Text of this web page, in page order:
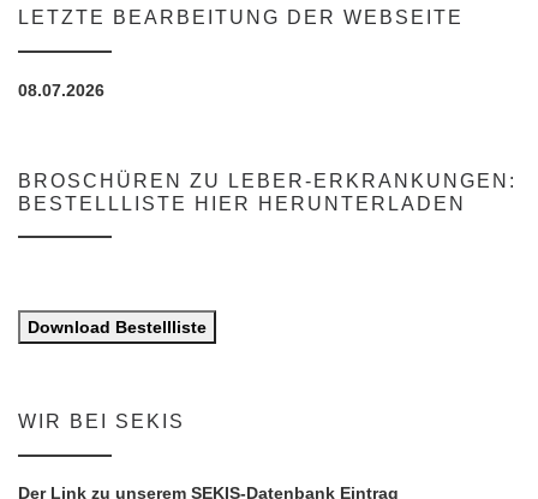
LETZTE BEARBEITUNG DER WEBSEITE
08.07.2026
BROSCHÜREN ZU LEBER-ERKRANKUNGEN:
BESTELLLISTE HIER HERUNTERLADEN
Download Bestellliste
WIR BEI SEKIS
Der Link zu unserem SEKIS-Datenbank Eintrag